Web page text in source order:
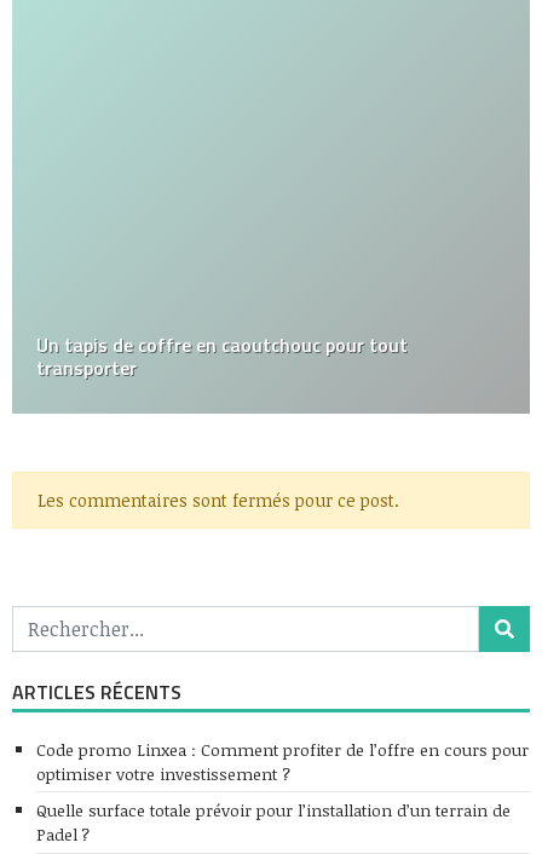
Un tapis de coffre en caoutchouc pour tout
transporter
Les commentaires sont fermés pour ce post.
ARTICLES RÉCENTS
Code promo Linxea : Comment profiter de l’offre en cours pour
optimiser votre investissement ?
Quelle surface totale prévoir pour l’installation d’un terrain de
Padel ?